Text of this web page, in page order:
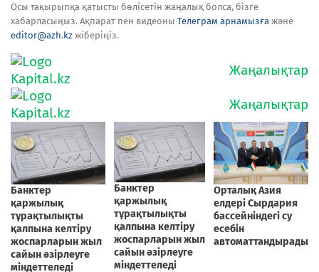
Осы тақырыпқа қатысты бөлісетін жаңалық болса, бізге
хабарласыңыз. Ақпарат пен видеоны Телеграм арнамызға және
editor@azh.kz жіберіңіз.